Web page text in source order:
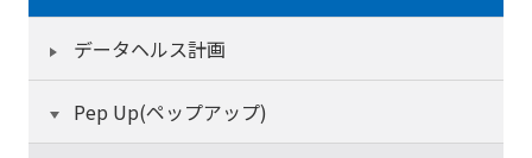
データヘルス計画
Pep Up(ペップアップ)